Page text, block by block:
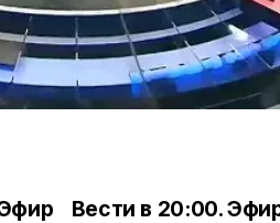
Вести в 20:00.